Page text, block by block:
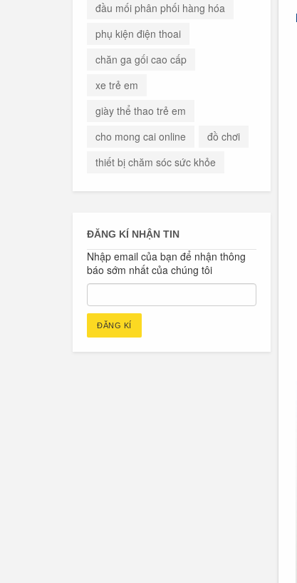
đầu mối phân phối hàng hóa
phụ kiện điện thoai
chăn ga gối cao cấp
xe trẻ em
giày thể thao trẻ em
cho mong cai online
đồ chơi
thiết bị chăm sóc sức khỏe
ĐĂNG KÍ NHẬN TIN
Nhập email của bạn để nhận thông
báo sớm nhất của chúng tôi